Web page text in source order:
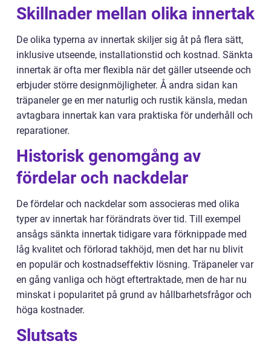
Skillnader mellan olika innertak
De olika typerna av innertak skiljer sig åt på flera sätt,
inklusive utseende, installationstid och kostnad. Sänkta
innertak är ofta mer flexibla när det gäller utseende och
erbjuder större designmöjligheter. Å andra sidan kan
träpaneler ge en mer naturlig och rustik känsla, medan
avtagbara innertak kan vara praktiska för underhåll och
reparationer.
Historisk genomgång av
fördelar och nackdelar
De fördelar och nackdelar som associeras med olika
typer av innertak har förändrats över tid. Till exempel
ansågs sänkta innertak tidigare vara förknippade med
låg kvalitet och förlorad takhöjd, men det har nu blivit
en populär och kostnadseffektiv lösning. Träpaneler var
en gång vanliga och högt eftertraktade, men de har nu
minskat i popularitet på grund av hållbarhetsfrågor och
höga kostnader.
Slutsats